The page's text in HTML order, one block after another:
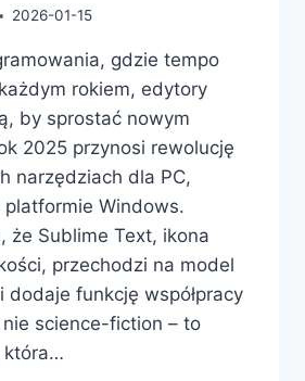
2026-01-15
gdzie tempo
rokiem, edytory
by sprostać nowym
2025 przynosi rewolucję
narzędziach dla PC,
platformie Windows.
że Sublime Text, ikona
przechodzi na model
dodaje funkcję współpracy
science-fiction – to
która…